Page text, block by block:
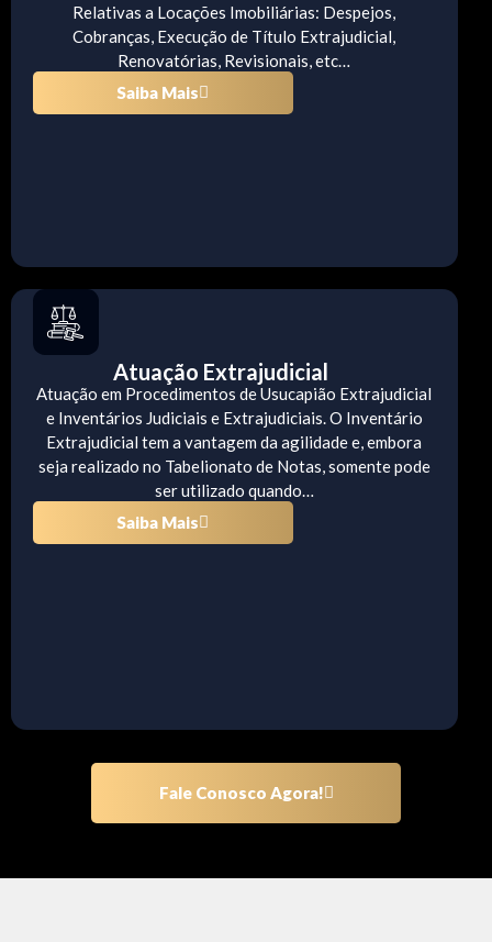
Relativas a Locações Imobiliárias: Despejos,
Cobranças, Execução de Título Extrajudicial,
Renovatórias, Revisionais, etc…
Saiba Mais
Atuação Extrajudicial
Atuação em Procedimentos de Usucapião Extrajudicial
e Inventários Judiciais e Extrajudiciais. O Inventário
Extrajudicial tem a vantagem da agilidade e, embora
seja realizado no Tabelionato de Notas, somente pode
ser utilizado quando…
Saiba Mais
Fale Conosco Agora!